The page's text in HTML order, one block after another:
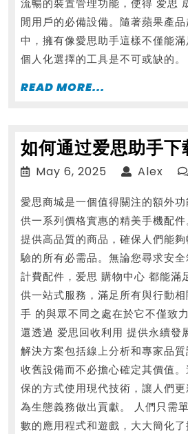
流暢的裝置管理功能，使得 爱思
閒用戶的必備設備。隨著蘋果產
中，擁有像愛思助手這樣不僅能
個人化選擇的工具是不可或缺的
READ MORE...
如何通过爱思助手下
May 6, 2025 May
2025
Alex Alex
愛思商城是一個值得關注的額外
供一系列價格實惠的精美手機配
提供高品質的商品，確保人們能
驗的所有必需品。無論您尋求安
計費配件，爱思 購物中心 都能滿
供一站式服務，滿足所有與行動
手 的與眾不同之處在於它不僅致
還透過 爱思回收利用 提供永續發
解決方案包括線上分析和專家品
收舊設備而不必擔心確定其價值
保的方式使用現代技術，讓人們
為生態義務做出貢獻。 人們只需
數的應用程式和遊戲，大大簡化